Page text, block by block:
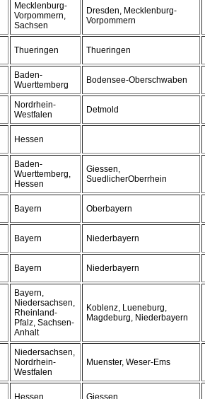
Mecklenburg-
Vorpommern,
Sachsen
Dresden, Mecklenburg-
Vorpommern
Thueringen Thueringen
Baden-
Wuerttemberg
Bodensee-Oberschwaben
Nordrhein-
Westfalen
Detmold
Hessen
Baden-
Wuerttemberg,
Hessen
Giessen,
SuedlicherOberrhein
Bayern Oberbayern
Bayern Niederbayern
Bayern Niederbayern
Bayern,
Niedersachsen,
Rheinland-
Pfalz, Sachsen-
Anhalt
Koblenz, Lueneburg,
Magdeburg, Niederbayern
Niedersachsen,
Nordrhein-
Westfalen
Muenster, Weser-Ems
Hessen Giessen